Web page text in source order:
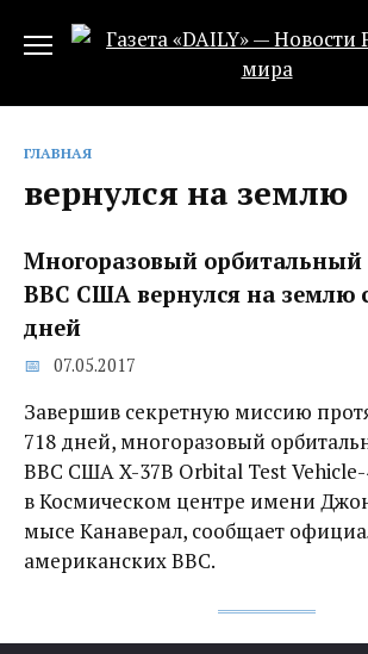
ГЛАВНАЯ
вернулся на землю
Многоразовый орбитальный
ВВС США вернулся на землю
дней
07.05.2017
Завершив секретную миссию
718 дней, многоразовый
ВВС США X-37B Orbital Test
в Космическом центре имени
мысе Канаверал, сообщает
американских ВВС.